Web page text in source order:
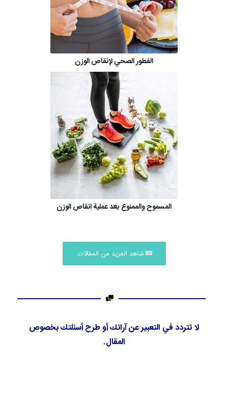
الفطور الصحي لإنقاص الوزن
المسموح والممنوع بعد عملية انقاص الوزن
شاهد المزيد من المقالات
لا تتردد في التعبير عن آرائك أو طرح أسئلتك بخصوص
المقال.